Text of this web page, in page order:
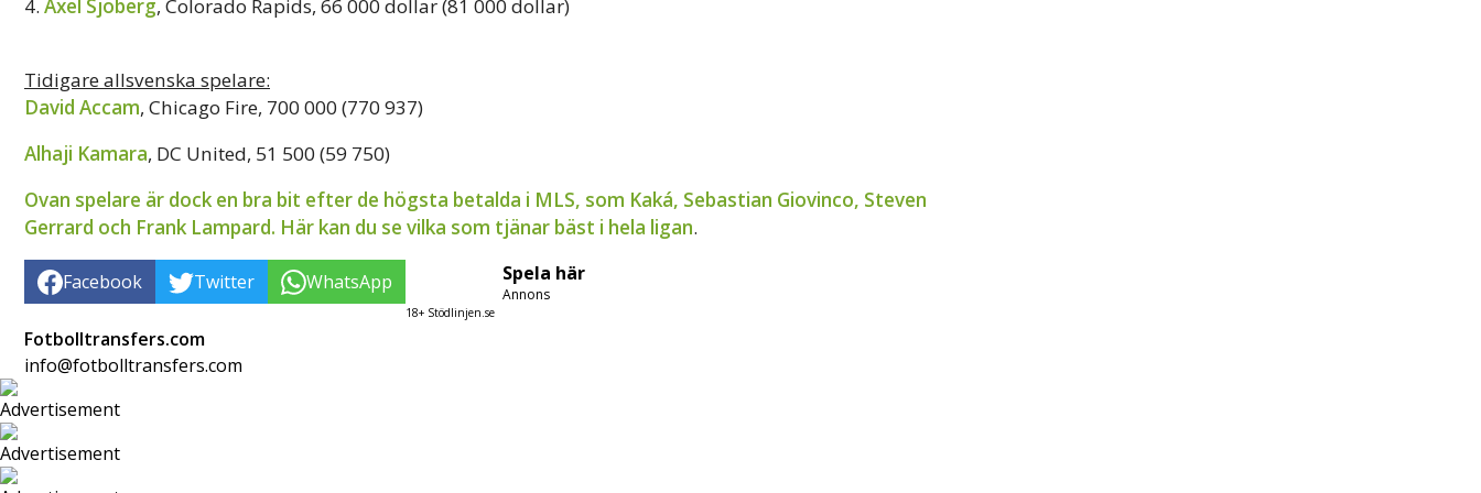
4. Axel Sjöberg, Colorado Rapids, 66 000 dollar (81 000 dollar)
Tidigare allsvenska spelare:
David Accam, Chicago Fire, 700 000 (770 937)
Alhaji Kamara, DC United, 51 500 (59 750)
Ovan spelare är dock en bra bit efter de högsta betalda i MLS, som Kaká, Sebastian Giovinco, Steven
Gerrard och Frank Lampard. Här kan du se vilka som tjänar bäst i hela ligan.
Facebook Twitter WhatsApp
18+ Stödlinjen.se
Spela här
Annons
Fotbolltransfers.com
info@fotbolltransfers.com